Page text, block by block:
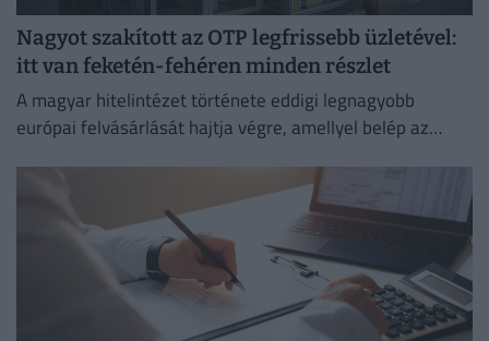
Nagyot szakított az OTP legfrissebb üzletével:
itt van feketén-fehéren minden részlet
A magyar hitelintézet története eddigi legnagyobb
európai felvásárlását hajtja végre, amellyel belép az